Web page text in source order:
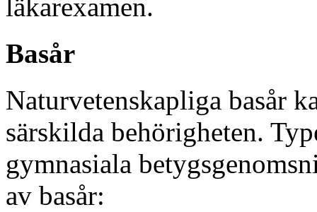
läkarexamen.
Basår
Naturvetenskapliga basår
särskilda behörigheten.
gymnasiala
av basår: